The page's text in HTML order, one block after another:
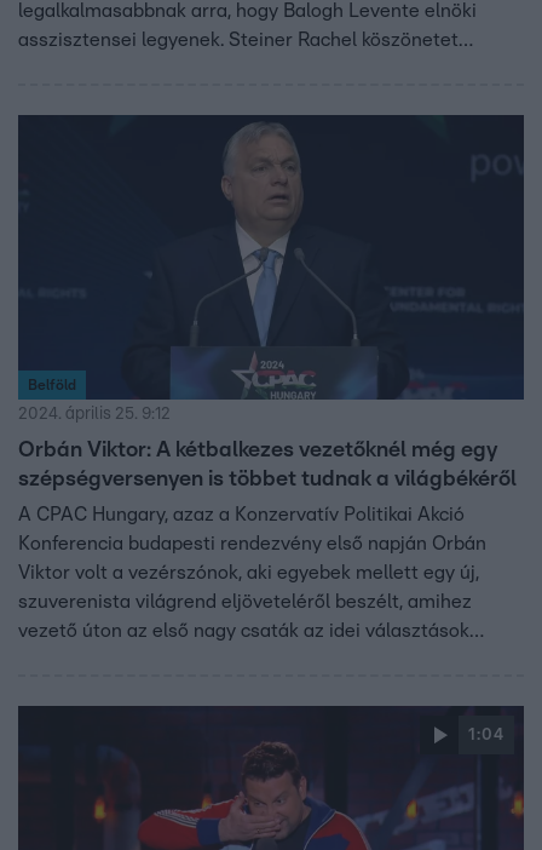
legalkalmasabbnak arra, hogy Balogh Levente elnöki
asszisztensei legyenek. Steiner Rachel köszönetet
Levente is hasznát vehetné az üzleti világban.
Belföld
2024. április 25. 9:12
Orbán Viktor: A kétbalkezes vezetőknél még egy
szépségversenyen is többet tudnak a világbékéről
A CPAC Hungary, azaz a Konzervatív Politikai Akció
Konferencia budapesti rendezvény első napján Orbán
Viktor volt a vezérszónok, aki egyebek mellett egy új,
szuverenista világrend eljöveteléről beszélt, amihez
vezető úton az első nagy csaták az idei választások
1:04